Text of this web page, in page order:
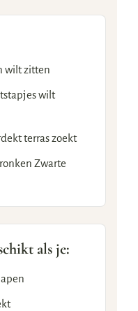
wilt zitten
wilt
terras zoekt
Zwarte
als je: